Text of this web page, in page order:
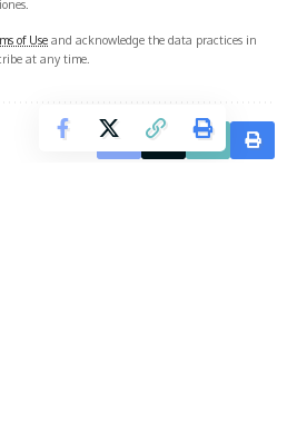
of Use and acknowledge the data practices in
at any time.